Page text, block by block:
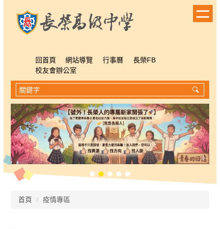
回首頁 網站導覽 行事曆
長榮FB
校友會辦公室
首頁 疫情專區